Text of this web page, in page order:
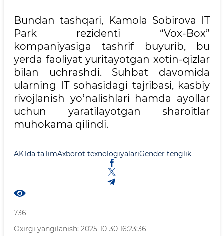
Bundan tashqari, Kamola Sobirova IT
Park rezidenti “Vox-Box”
kompaniyasiga tashrif buyurib, bu
yerda faoliyat yuritayotgan xotin-qizlar
bilan uchrashdi. Suhbat davomida
ularning IT sohasidagi tajribasi, kasbiy
rivojlanish yo‘nalishlari hamda ayollar
uchun yaratilayotgan sharoitlar
muhokama qilindi.
AKTda ta'limAxborot texnologiyalariGender tenglik
736
Oxirgi yangilanish: 2025-10-30 16:23:36